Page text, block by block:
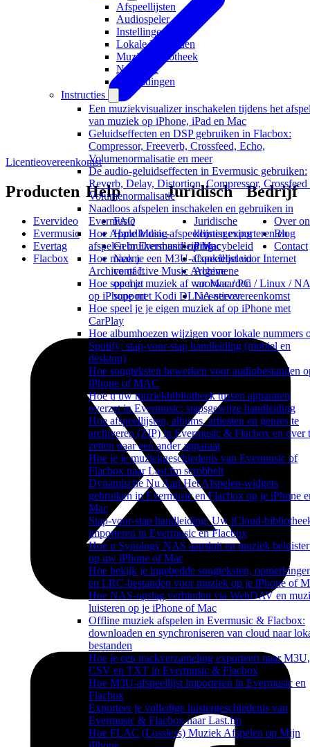
Afspeellijsten
Audiospeler
Instellingen
Lokale Bestanden
Muziekbibliotheek
Navigatie
Verbindingen
Instructies
Een muziekvisualizer inschakelen tijdens het
van muziek op iPhone, iPad en Mac
Geluidseffecten en DSP gebruiken in Flacbox:
Compressor, Freeverb, Crossfeed, Echo,
Volumenormalisatie en meer
De audio-geluidseffecten in Evermusic gebruiken:
Reverb, Delay, Distortion, Compressor, Crossfeed
Volumenormalisatie
Naadloos afspelen inschakelen en gebruiken in
Evermusic
Hoe Apple Music-afspeellijsten exporteren en
afspelen in Evermusic op Mac
Hoe maak je een M3U-afspeellijst voor Internet
Archive of Live Music Archive
Hoe speel je muziek af van Mac / PC / Linux /
op iPhone met Kodi DLNA-server
Hoe speel je je eigen muziek af op iPhone met
CarPlay
Hoe albumhoezen wijzigen voor lokale nummers
Spotify: stap-voor-stap handleiding (mobiel en
desktop)
Hoe songteksten bewerken voor audiobestanden
iPhone of MAC
Hoe u uw muziekbibliotheek tussen apparaten
overzet in Evermusic: stapsgewijze handleiding
Hoe afspeellijsten, albums, artiesten en genres te
archiveren (ZIP) in Evermusic & Flacbox en over
zetten naar een ander apparaat
Hoe je je muziekgeschiedenis van Evermusic of
Flacbox naar Last.fm scrobbelt
Dynamische Nu Aan Het Afspelen-widgets
gebruiken in Evermusic en Flacbox op je iPhone
Mac
Stap-voor-stap handleiding: Uw iCloud-
importeren in Evermusic en Flacbox
Hoe u Synology NAS aansluit en muziek
op uw iPhone of Mac
Hoe bekijk je ingebedde songteksten,
en LRC-bestanden voor muziek op je iPhone of
Hoe NAS-opslag verbinden via WebDAV en
luisteren op je iPhone of Mac
Offline muziek afspelen in Evermusic & Flacbox:
downloaden en synchroniseren van cloud naar
bestanden
Hoe je een trackverzameling exporteert naar M3U,
CSV en TXT in Evermusic & Flacbox
Hoe M3U-afspeellijst importeren in Evermusic en
Flacbox
Exporteer je volledige luistergeschiedenis van
Evermusic & Flacbox naar Last.fm
Hoe FLAC (Lossless) Muziek Afspelen op Mijn
Licentieovereenkomst
Producten
Evervideo
Evermusic
Evertag
Flacbox
Help
FAQ
Handleiding
Gebruikershandleiding
Neem
contact
op met
support
Juridisch
Juridische
kennisgeving
Privacybeleid
Cookiebeleid
Algemene
voorwaarden
Licentieovereenkomst
Bedrijf
Over
Blog
Contact